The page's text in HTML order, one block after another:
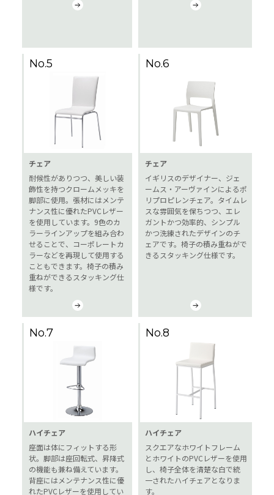
No.5
チェア
耐候性がありつつ、美しい装
飾性を持つクロームメッキを
脚部に使用。張材にはメンテ
ナンス性に優れたPVCレザー
を使用しています。9色のカ
ラーラインアップを組み合わ
せることで、コーポレートカ
ラーなどを再現して使用する
こともできます。椅子の積み
重ねができるスタッキング仕
様です。
No.6
チェア
イギリスのデザイナー、ジェ
ームス・アーヴァインによるポ
リプロピレンチェア。タイムレ
スな雰囲気を保ちつつ、エレ
ガントかつ効率的、シンプル
かつ洗練されたデザインのチ
ェアです。椅子の積み重ねがで
きるスタッキング仕様です。
No.7
ハイチェア
座面は体にフィットする形
状。脚部は座回転式、昇降式
の機能も兼ね備えています。
背座にはメンテナンス性に優
れたPVCレザーを使用してい
No.8
ハイチェア
スクエアなホワイトフレーム
とホワイトのPVCレザーを使用
し、椅子全体を清楚な白で統
一されたハイチェアとなりま
す。